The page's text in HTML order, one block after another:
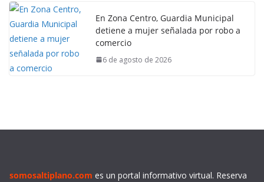
En Zona Centro, Guardia Municipal
detiene a mujer señalada por robo a
comercio
6 de agosto de 2026
somosaltiplano.com es un portal informativo virtual. Reserva